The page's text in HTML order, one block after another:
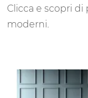
Clicca e scopri
moderni.